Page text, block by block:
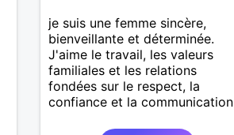
je suis une femme sincère,
bienveillante et déterminée.
J'aime le travail, les valeurs
familiales et les relations
fondées sur le respect, la
confiance et la communication